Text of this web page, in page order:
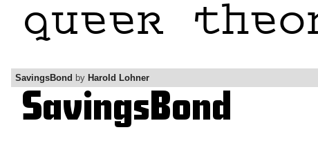
SavingsBond by Harold Lohner